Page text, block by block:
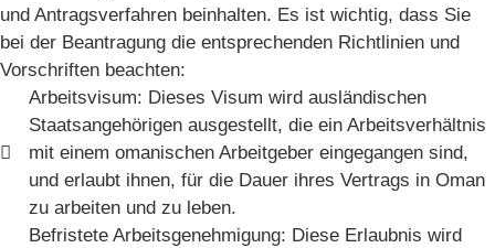
und Antragsverfahren beinhalten. Es ist wichtig, dass Sie
bei der Beantragung die entsprechenden Richtlinien und
Vorschriften beachten:
Arbeitsvisum: Dieses Visum wird ausländischen
Staatsangehörigen ausgestellt, die ein Arbeitsverhältnis
mit einem omanischen Arbeitgeber eingegangen sind,
und erlaubt ihnen, für die Dauer ihres Vertrags in Oman
zu arbeiten und zu leben.
Befristete Arbeitsgenehmigung: Diese Erlaubnis wird